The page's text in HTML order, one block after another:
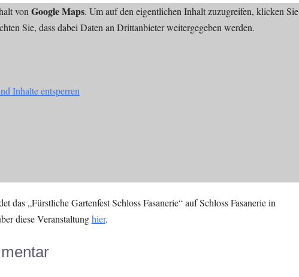
von Google Maps. Um auf den eigentlichen Inhalt zuzugreifen, klicken Sie
Sie, dass dabei Daten an Drittanbieter weitergegeben werden.
Inhalte entsperren
das „Fürstliche Gartenfest Schloss Fasanerie“ auf Schloss Fasanerie in
diese Veranstaltunghier.